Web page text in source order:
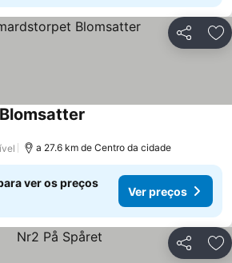
Partilhar
a 27.6 km de Centro da cidade
ver os preços
Ver preços
Partilhar